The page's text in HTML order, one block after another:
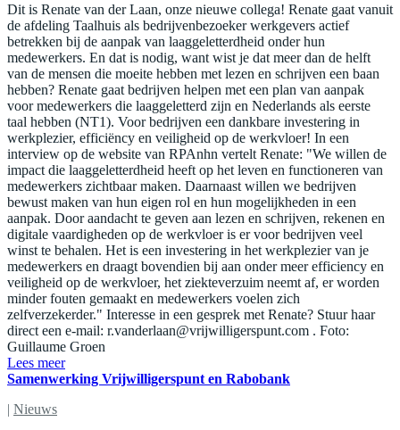
Dit is Renate van der Laan, onze nieuwe collega! Renate gaat vanuit
de afdeling Taalhuis als bedrijvenbezoeker werkgevers actief
betrekken bij de aanpak van laaggeletterdheid onder hun
medewerkers. En dat is nodig, want wist je dat meer dan de helft
van de mensen die moeite hebben met lezen en schrijven een baan
hebben? Renate gaat bedrijven helpen met een plan van aanpak
voor medewerkers die laaggeletterd zijn en Nederlands als eerste
taal hebben (NT1). Voor bedrijven een dankbare investering in
werkplezier, efficiëncy en veiligheid op de werkvloer! In een
interview op de website van RPAnhn vertelt Renate: "We willen de
impact die laaggeletterdheid heeft op het leven en functioneren van
medewerkers zichtbaar maken. Daarnaast willen we bedrijven
bewust maken van hun eigen rol en hun mogelijkheden in een
aanpak. Door aandacht te geven aan lezen en schrijven, rekenen en
digitale vaardigheden op de werkvloer is er voor bedrijven veel
winst te behalen. Het is een investering in het werkplezier van je
medewerkers en draagt bovendien bij aan onder meer efficiency en
veiligheid op de werkvloer, het ziekteverzuim neemt af, er worden
minder fouten gemaakt en medewerkers voelen zich
zelfverzekerder." Interesse in een gesprek met Renate? Stuur haar
direct een e-mail: r.vanderlaan@vrijwilligerspunt.com . Foto:
Guillaume Groen
Lees meer
Samenwerking Vrijwilligerspunt en Rabobank
| Nieuws